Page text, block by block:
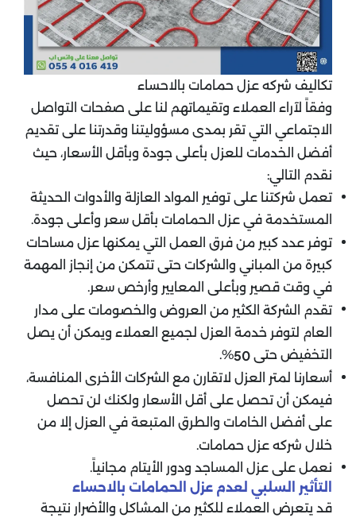
تكاليف شركه عزل حمامات بالاحساء
وفقاً لآراء العملاء وتقيماتهم لنا على صفحات التواصل
الاجتماعي التي تقر بمدى مسؤوليتنا وقدرتنا على تقديم
أفضل الخدمات للعزل بأعلى جودة وبأقل الأسعار، حيث
نقدم التالي:
تعمل شركتنا على توفير المواد العازلة والأدوات الحديثة
المستخدمة في عزل الحمامات بأقل سعر وأعلى جودة.
توفر عدد كبير من فرق العمل التي يمكنها عزل مساحات
كبيرة من المباني والشركات حتى تتمكن من إنجاز المهمة
في وقت قصير وبأعلى المعايير وأرخص سعر.
تقدم الشركة الكثير من العروض والخصومات على مدار
العام لتوفر خدمة العزل لجميع العملاء ويمكن أن يصل
التخفيض حتى 50
%.
أسعارنا لمتر العزل لاتقارن مع الشركات الأخرى المنافسة،
فيمكن أن تحصل على أقل الأسعار ولكنك لن تحصل
على أفضل الخامات والطرق المتبعة في العزل إلا من
خلال شركه عزل حمامات.
نعمل على عزل المساجد ودور الأيتام مجانياً.
التأثير السلبي لعدم عزل الحمامات بالاحساء
قد يتعرض العملاء للكثير من المشاكل والأضرار نتيجة